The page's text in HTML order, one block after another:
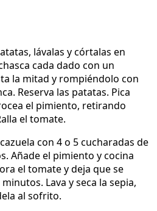
lávalas y córtalas en
cada dado con un
la mitad y rompiéndolo con
Reserva las patatas. Pica
el pimiento, retirando
el tomate.
con 4 o 5 cucharadas de
Añade el pimiento y cocina
el tomate y deja que se
Lava y seca la sepia,
al sofrito.